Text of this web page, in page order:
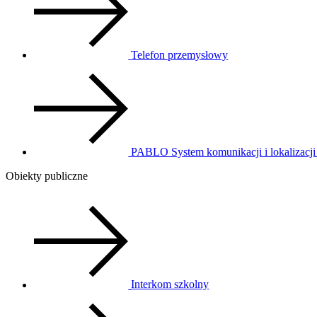
Telefon przemysłowy
PABLO System komunikacji i lokalizacji
Obiekty publiczne
Interkom szkolny